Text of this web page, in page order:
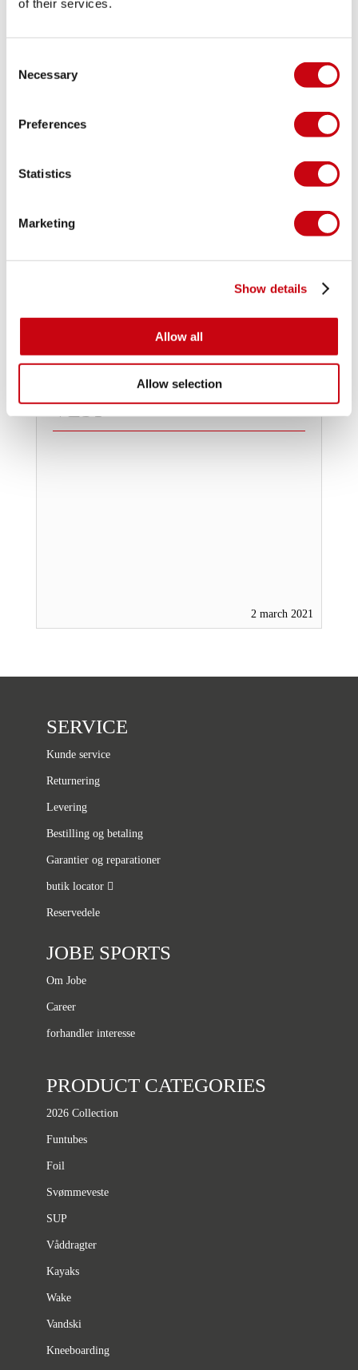
of their services.
Selection
Necessary
Preferences
Statistics
Marketing
Show details
Allow all
Allow selection
GUIDE (2023)
Ultimate Life Vest Guide (2023)
HOW TO TAKE CARE OF
YOUR LIFE JACKET / LIFE
VEST
2 march 2021
SERVICE
Kunde service
Returnering
Levering
Bestilling og betaling
Garantier og reparationer
butik locator
Reservedele
JOBE SPORTS
Om Jobe
Career
forhandler interesse
PRODUCT CATEGORIES
2026 Collection
Funtubes
Foil
Svømmeveste
SUP
Våddragter
Kayaks
Wake
Vandski
Kneeboarding